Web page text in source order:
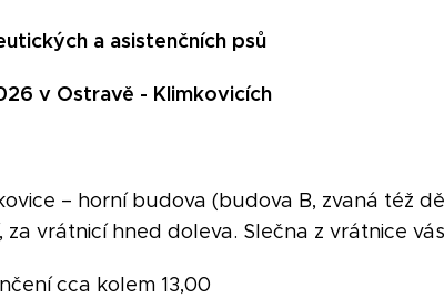
a asistenčních psů
26 v Ostravě - Klimkovicích
– horní budova (budova B, zvaná též
za vrátnicí hned doleva. Slečna z vrátnice
cca kolem 13,00